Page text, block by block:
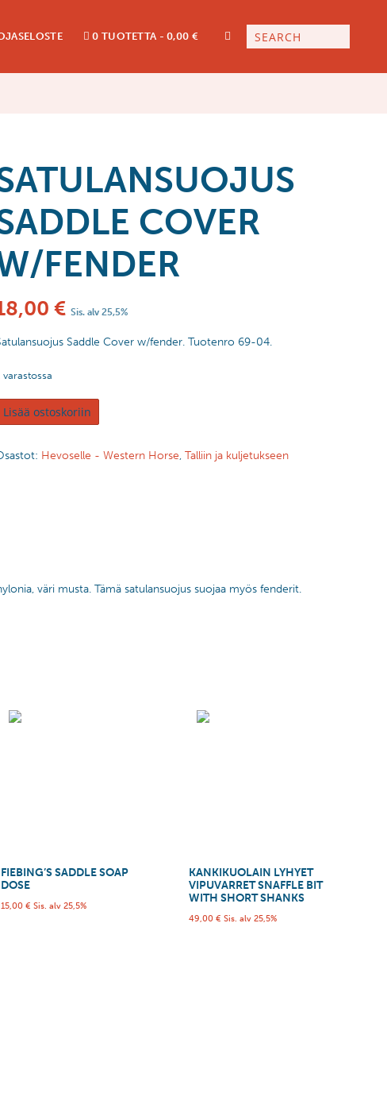
0 TUOTETTA 0,00 €
COVER
FENDER
€ Sis. alv 25,5%
Saddle Cover w/fender. Tuotenro 69-04.
varastossa
Lisää ostoskoriin
Hevoselle - Western Horse, Talliin ja kuljetukseen
väri musta. Tämä satulansuojus suojaa myös fenderit.
FIEBING’S SADDLE SOAP
DOSE
15,00€ Sis. alv 25,5%
KANKIKUOLAIN LYHYET
VIPUVARRET SNAFFLE BIT
WITH SHORT SHANKS
49,00 € Sis. alv 25,5%